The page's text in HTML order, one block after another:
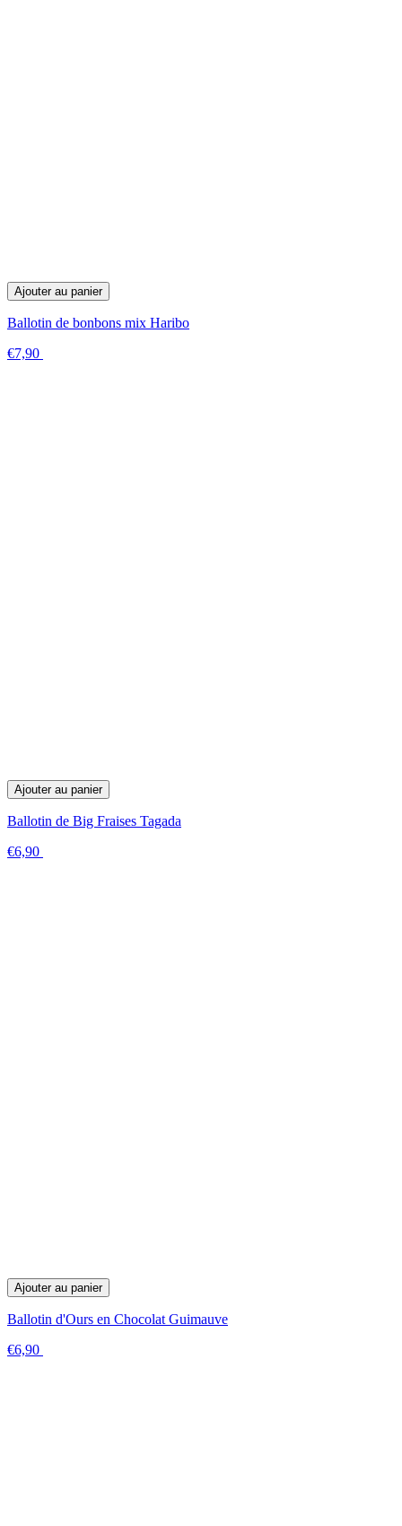
Ajouter au panier
Ballotin de bonbons mix Haribo
€7,90
Ajouter au panier
Ballotin de Big Fraises Tagada
€6,90
Ajouter au panier
Ballotin d'Ours en Chocolat Guimauve
€6,90